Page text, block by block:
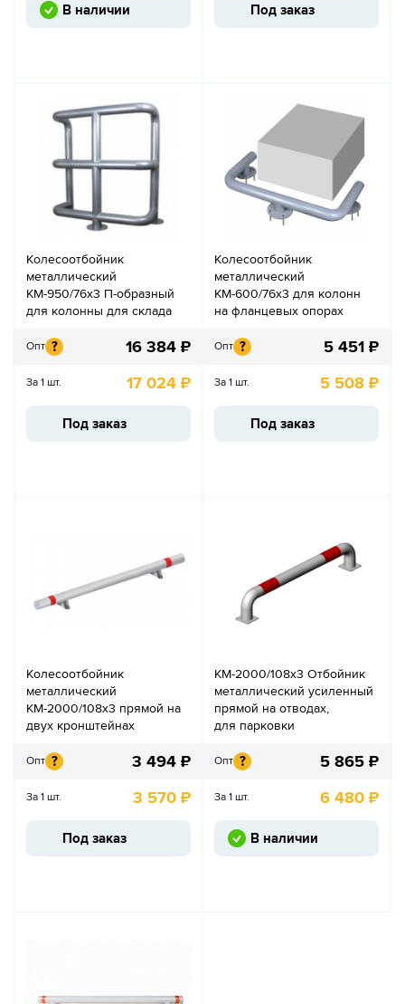
В наличии Под заказ
Колесоотбойник
металлический
КМ-950/76х3 П-образный
для колонны для склада
Опт ? 16 384 ₽
За 1 шт. 17 024 ₽
Под заказ
Колесоотбойник
металлический
КМ-600/76х3 для колонн
на фланцевых опорах
Опт ? 5 451 ₽
За 1 шт. 5 508 ₽
Под заказ
Колесоотбойник
металлический
КМ-2000/108х3 прямой на
двух кронштейнах
Опт ? 3 494 ₽
За 1 шт. 3 570 ₽
Под заказ
КМ-2000/108х3 Отбойник
металлический усиленный
прямой на отводах,
для парковки
Опт ? 5 865 ₽
За 1 шт. 6 480 ₽
В наличии